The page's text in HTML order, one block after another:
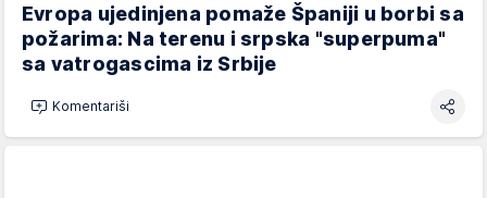
Evropa ujedinjena pomaže Španiji u borbi sa
požarima: Na terenu i srpska "superpuma"
sa vatrogascima iz Srbije
Komentariši